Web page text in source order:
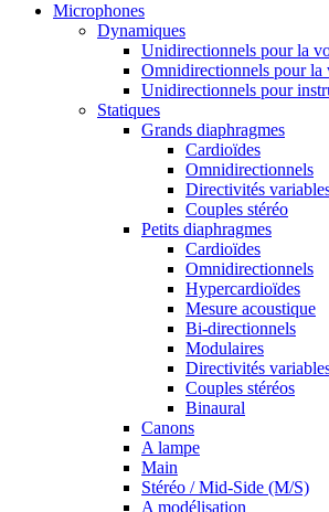
Microphones
Dynamiques
Unidirectionnels pour la
Omnidirectionnels pour la
Unidirectionnels pour
Statiques
Grands diaphragmes
Cardioïdes
Omnidirectionnels
Directivités
Couples stéréo
Petits diaphragmes
Cardioïdes
Omnidirectionnels
Hypercardioïdes
Mesure acoustique
Bi-directionnels
Modulaires
Directivités
Couples stéréos
Binaural
Canons
A lampe
Main
Stéréo / Mid-Side (M/S)
A modélisation